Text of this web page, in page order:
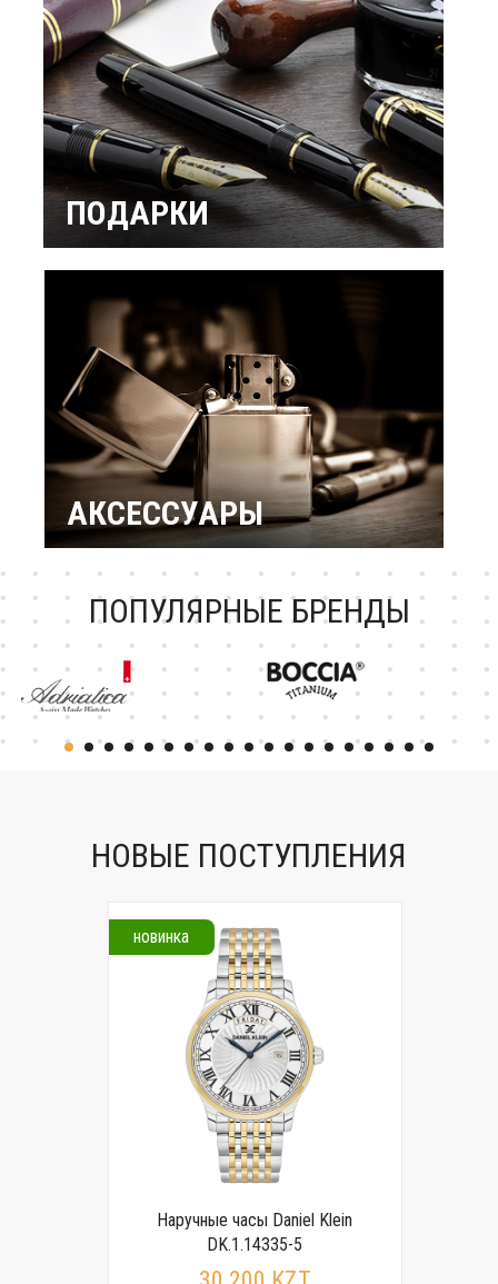
ПОДАРКИ
Повод / Событие
Зодиака
Подарок ребенку
Подарки по
профессиям и
увлечениям
Подарочный
сертификат
АКСЕССУАРЫ
ПОПУЛЯРНЫЕ БРЕНДЫ
НОВЫЕ ПОСТУПЛЕНИЯ
новинка
Наручные часы Daniel Klein
DK.1.14335-5